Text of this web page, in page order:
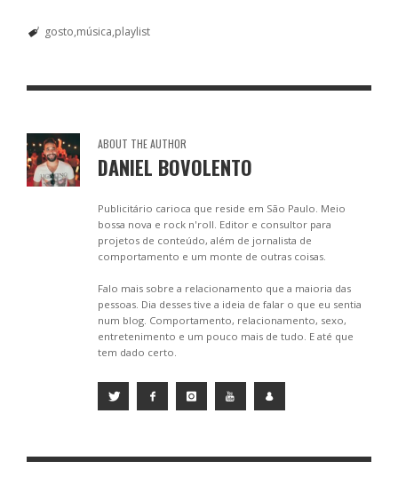
gosto música playlist
ABOUT THE AUTHOR
DANIEL BOVOLENTO
Publicitário carioca que reside em São Paulo. Meio
bossa nova e rock n'roll. Editor e consultor para
projetos de conteúdo, além de jornalista de
comportamento e um monte de outras coisas.
Falo mais sobre a relacionamento que a maioria das
pessoas. Dia desses tive a ideia de falar o que eu sentia
num blog. Comportamento, relacionamento, sexo,
entretenimento e um pouco mais de tudo. E até que
tem dado certo.